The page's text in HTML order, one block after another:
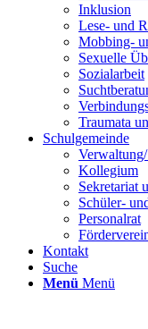
Inklusion
Lese- und
Mobbing-
Sexuelle
Sozialarbeit
Traumata
Schulgemeinde
Kollegium
Sekretariat
Schüler-
Personalrat
Kontakt
Suche
Menü Menü